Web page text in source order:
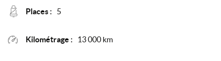
Places : 5
Kilométrage : 13 000 km